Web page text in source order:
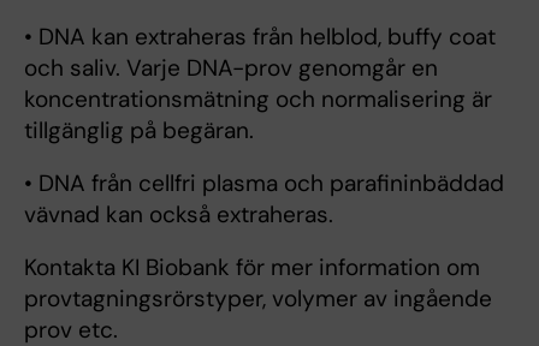
• DNA kan extraheras från helblod, buffy coat
och saliv. Varje DNA-prov genomgår en
koncentrationsmätning och normalisering är
tillgänglig på begäran.
• DNA från cellfri plasma och parafininbäddad
vävnad kan också extraheras.
Kontakta KI Biobank för mer information om
provtagningsrörstyper, volymer av ingående
prov etc.